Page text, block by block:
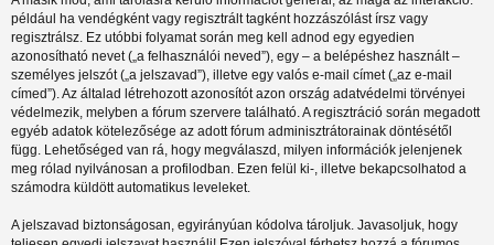
például ha vendégként vagy regisztrált tagként hozzászólást írsz vagy
regisztrálsz. Ez utóbbi folyamat során meg kell adnod egy egyedien
azonosítható nevet („a felhasználói neved”), egy – a belépéshez használt –
személyes jelszót („a jelszavad”), illetve egy valós e-mail címet („az e-mail
címed”). Az általad létrehozott azonosítót azon ország adatvédelmi törvényei
védelmezik, melyben a fórum szervere található. A regisztráció során megadott
egyéb adatok kötelezősége az adott fórum adminisztrátorainak döntésétől
függ. Lehetőséged van rá, hogy megválaszd, milyen információk jelenjenek
meg rólad nyilvánosan a profilodban. Ezen felül ki-, illetve bekapcsolhatod a
számodra küldött automatikus leveleket.
A jelszavad biztonságosan, egyirányúan kódolva tároljuk. Javasoljuk, hogy